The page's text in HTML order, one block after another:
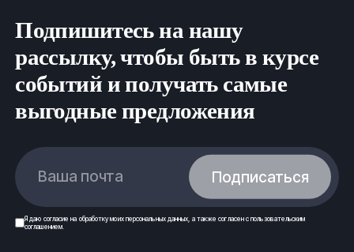
Подпишитесь на нашу
рассылку, чтобы быть в курсе
событий и получать самые
выгодные предложения
Ваша почта Подписаться
Я даю согласие на обработку моих персональных данных , а также согласен спользовательским
соглашением.